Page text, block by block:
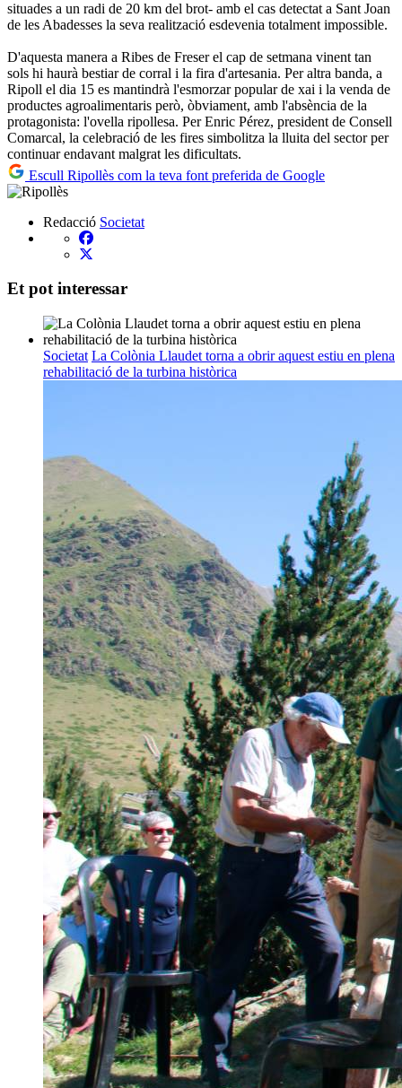
situades a un radi de 20 km del brot- amb el cas detectat a Sant Joan
de les Abadesses la seva realització esdevenia totalment impossible.
D'aquesta manera a Ribes de Freser el cap de setmana vinent tan
sols hi haurà bestiar de corral i la fira d'artesania. Per altra banda, a
Ripoll el dia 15 es mantindrà l'esmorzar popular de xai i la venda de
productes agroalimentaris però, òbviament, amb l'absència de la
protagonista: l'ovella ripollesa. Per Enric Pérez, president de Consell
Comarcal, la celebració de les fires simbolitza la lluita del sector per
continuar endavant malgrat les dificultats.
Escull Ripollès com la teva font preferida de Google
Redacció Societat
Et pot interessar
Societat La Colònia Llaudet torna a obrir aquest estiu en plena
rehabilitació de la turbina històrica